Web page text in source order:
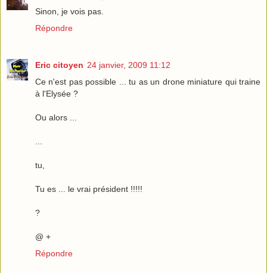
Sinon, je vois pas.
Répondre
Eric citoyen 24 janvier, 2009 11:12
Ce n'est pas possible ... tu as un drone miniature qui traine
à l'Elysée ?
Ou alors ...
tu,
Tu es ... le vrai président !!!!!
?
@ +
Répondre